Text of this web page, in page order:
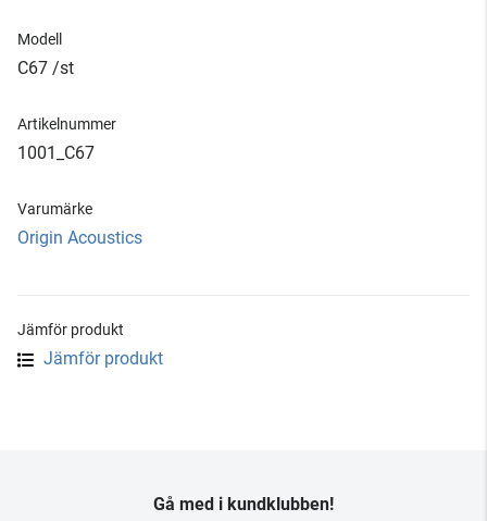
Modell
C67 /st
Artikelnummer
1001_C67
Varumärke
Origin Acoustics
Jämför produkt
Jämför produkt
Gå med i kundklubben!